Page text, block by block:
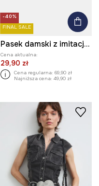
-40%
FINAL SALE
Pasek damski z imitacji zamszu
Cena aktualna:
29,90 zł
Cena regularna: 69,90 zł
Najniższa cena: 49,90 zł